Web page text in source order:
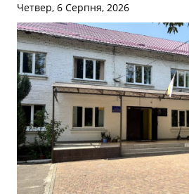
Четвер, 6 Серпня, 2026